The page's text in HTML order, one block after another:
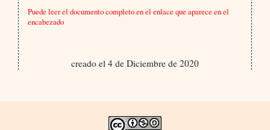
Puede leer el documento completo en el enlace que aparece en el
encabezado
creado el 4 de Diciembre de 2020